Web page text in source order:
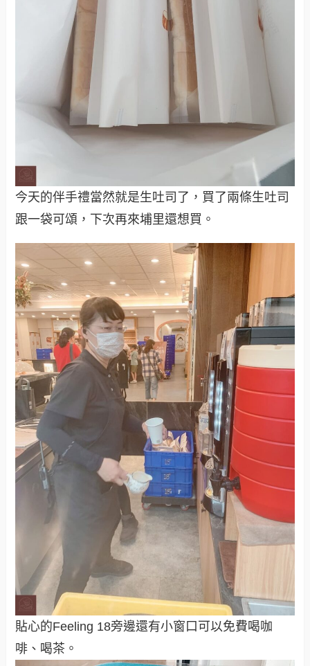
今天的伴手禮當然就是生吐司了，買了兩條生吐司
跟一袋可頌，下次再來埔里還想買。
貼心的Feeling 18旁邊還有小窗口可以免費喝咖
啡、喝茶。